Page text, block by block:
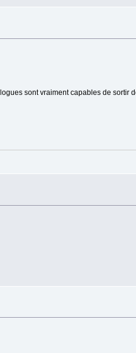
sont vraiment capables de sortir